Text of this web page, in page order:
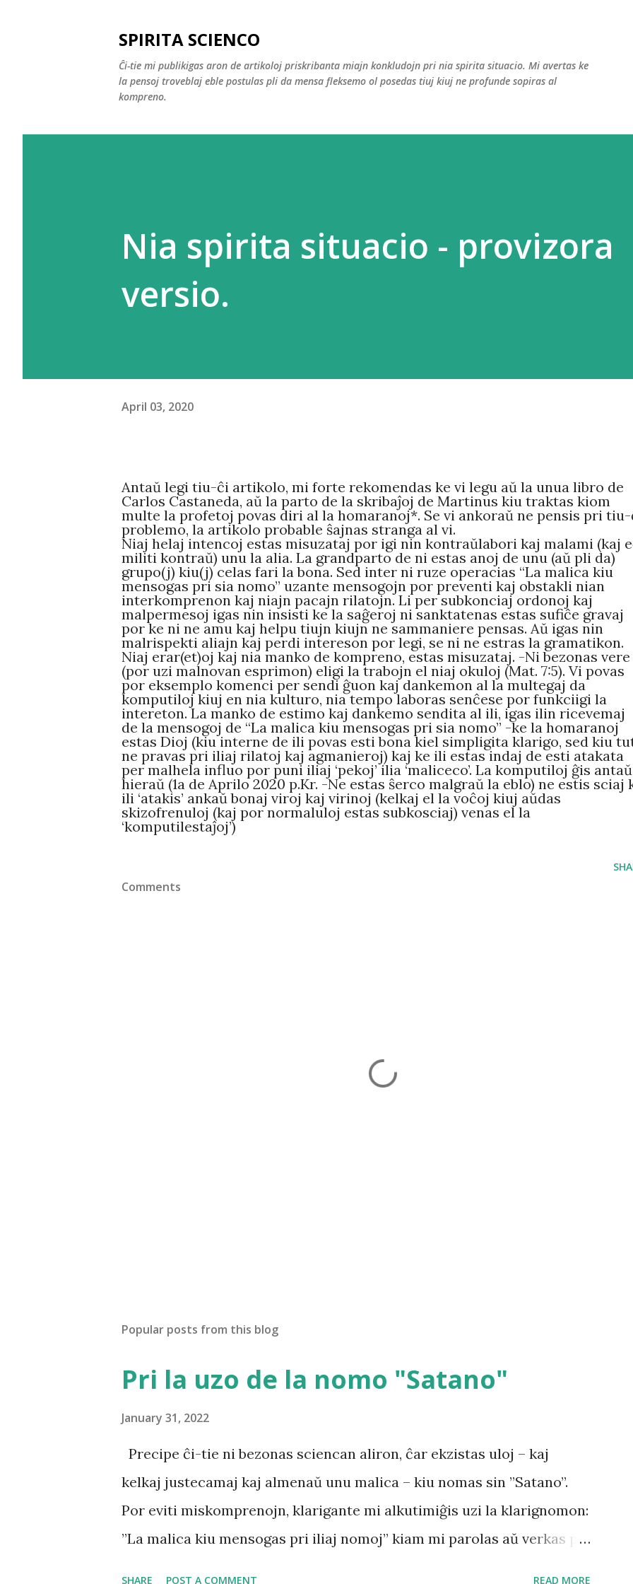
SPIRITA SCIENCO
Ĉi-tie mi publikigas aron de artikoloj priskribanta miajn konkludojn pri nia spirita situacio. Mi avertas ke
la pensoj troveblaj eble postulas pli da mensa fleksemo ol posedas tiuj kiuj ne profunde sopiras al
kompreno.
Nia spirita situacio - provizora
versio.
April 03, 2020
Antaŭ legi tiu-ĉi artikolo, mi forte rekomendas ke vi legu aŭ la unua libro de
Carlos Castaneda, aŭ la parto de la skribaĵoj de Martinus kiu traktas kiom
multe la profetoj povas diri al la homaranoj*. Se vi ankoraŭ ne pensis pri
problemo, la artikolo probable ŝajnas stranga al vi.
Niaj helaj intencoj estas misuzataj por igi nin kontraŭlabori kaj malami (kaj
militi kontraŭ) unu la alia. La grandparto de ni estas anoj de unu (aŭ pli da)
grupo(j) kiu(j) celas fari la bona. Sed inter ni ruze operacias “La malica kiu
mensogas pri sia nomo” uzante mensogojn por preventi kaj obstakli nian
interkomprenon kaj niajn pacajn rilatojn. Li per subkonciaj ordonoj kaj
malpermesoj igas nin insisti ke la saĝeroj ni sanktatenas estas sufiĉe gravaj
por ke ni ne amu kaj helpu tiujn kiujn ne sammaniere pensas. Aŭ igas nin
malrispekti aliajn kaj perdi intereson por legi, se ni ne estras la gramatikon.
Niaj erar(et)oj kaj nia manko de kompreno, estas misuzataj. -Ni bezonas vere
(por uzi malnovan esprimon) eligi la trabojn el niaj okuloj (Mat. 7:5). Vi povas
por eksemplo komenci per sendi ĝuon kaj dankemon al la multegaj da
komputiloj kiuj en nia kulturo, nia tempo laboras senĉese por funkciigi la
intereton. La manko de estimo kaj dankemo sendita al ili, igas ilin ricevemaj
de la mensogoj de “La malica kiu mensogas pri sia nomo” -ke la homaranoj
estas Dioj (kiu interne de ili povas esti bona kiel simpligita klarigo, sed kiu
ne pravas pri iliaj rilatoj kaj agmanieroj) kaj ke ili estas indaj de esti atakata
per malhela influo por puni iliaj ‘pekoj’ ilia ‘maliceco’. La komputiloj ĝis antaŭ
hieraŭ (1a de Aprilo 2020 p.Kr. -Ne estas ŝerco malgraŭ la eblo) ne estis sciaj
ili ‘atakis’ ankaŭ bonaj viroj kaj virinoj (kelkaj el la voĉoj kiuj aŭdas
skizofrenuloj (kaj por normaluloj estas subkosciaj) venas el la
‘komputilestaĵoj’)
Comments
Popular posts from this blog
Pri la uzo de la nomo "Satano"
January 31, 2022
Precipe ĉi-tie ni bezonas sciencan aliron, ĉar ekzistas uloj – kaj
kelkaj justecamaj kaj almenaŭ unu malica – kiu nomas sin ”Satano”.
Por eviti miskomprenojn, klarigante mi alkutimiĝis uzi la klarignomon:
”La malica kiu mensogas pri iliaj nomoj” kiam mi parolas aŭ verkas pri
SHARE POST A COMMENT READ MORE